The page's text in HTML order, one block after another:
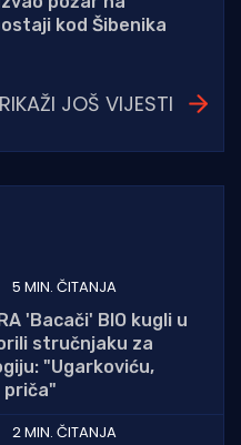
kod Šibenika
JOŠ VIJESTI
5 MIN. ČITANJA
'Bacači' BIO kugli u
stručnjaku za
"Ugarkoviću,
priča"
2 MIN. ČITANJA